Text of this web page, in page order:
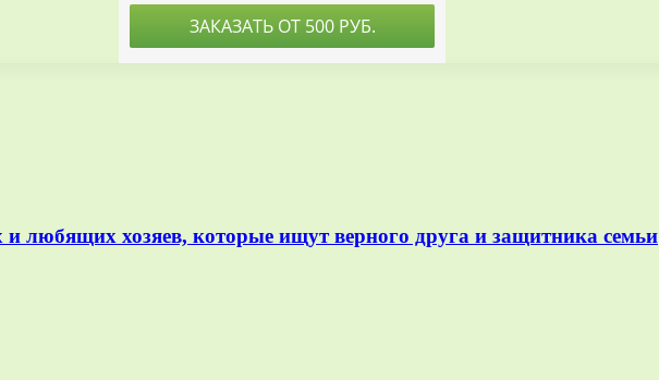
любящих хозяев, которые ищут верного друга и защитника семьи